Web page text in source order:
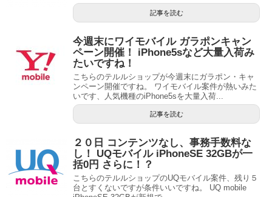
記事を読む
今週末にワイモバイル ガラポンキャン
ペーン開催！ iPhone5sなど大量入荷み
たいですね！
こちらのテルルショップが今週末にガラポン・キャ
ンペーン開催ですね。 ワイモバイル案件が熱いみた
いです、人気機種のiPhone5sを大量入荷...
記事を読む
２０日 コンテンツなし、事務手数料な
し！ UQモバイル iPhoneSE 32GBが一
括0円 さらに！？
こちらのテルルショップのUQモバイル案件、残り５
台とすくないですが条件いいですね。 UQ mobile